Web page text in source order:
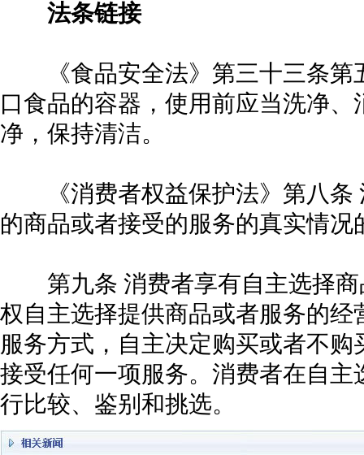
法条链接
《食品安全法》第三十三条第
口食品的容器，使用前应当洗净
净，保持清洁。
《消费者权益保护法》第八条
的商品或者接受的服务的真实情况
第九条 消费者享有自主选择商
权自主选择提供商品或者服务的
服务方式，自主决定购买或者不
接受任何一项服务。消费者在自
行比较、鉴别和挑选。